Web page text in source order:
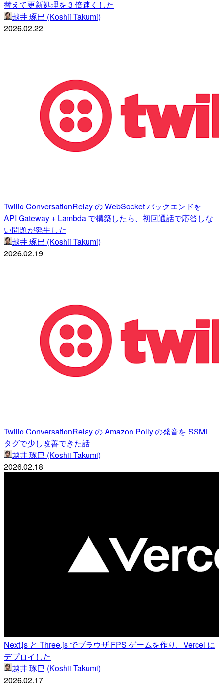
替えて更新処理を 3 倍速くした
越井 琢巳 (Koshii Takumi)
2026.02.22
Twilio ConversationRelay の WebSocket バックエンドを
API Gateway + Lambda で構築したら、初回通話で応答しな
い問題が発生した
越井 琢巳 (Koshii Takumi)
2026.02.19
Twilio ConversationRelay の Amazon Polly の発音を SSML
タグで少し改善できた話
越井 琢巳 (Koshii Takumi)
2026.02.18
Next.js と Three.js でブラウザ FPS ゲームを作り、Vercel に
デプロイした
越井 琢巳 (Koshii Takumi)
2026.02.17